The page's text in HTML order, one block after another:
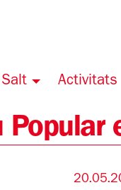
Activitats
Popular